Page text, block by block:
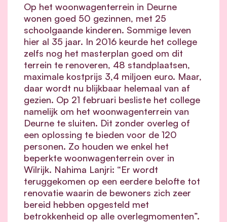
Op het woonwagenterrein in Deurne
wonen goed 50 gezinnen, met 25
schoolgaande kinderen. Sommige leven
hier al 35 jaar. In 2016 keurde het college
zelfs nog het masterplan goed om dit
terrein te renoveren, 48 standplaatsen,
maximale kostprijs 3,4 miljoen euro. Maar,
daar wordt nu blijkbaar helemaal van af
gezien. Op 21 februari besliste het college
namelijk om het woonwagenterrein van
Deurne te sluiten. Dit zonder overleg of
een oplossing te bieden voor de 120
personen. Zo houden we enkel het
beperkte woonwagenterrein over in
Wilrijk. Nahima Lanjri: “Er wordt
teruggekomen op een eerdere belofte tot
renovatie waarin de bewoners zich zeer
bereid hebben opgesteld met
betrokkenheid op alle overlegmomenten”.